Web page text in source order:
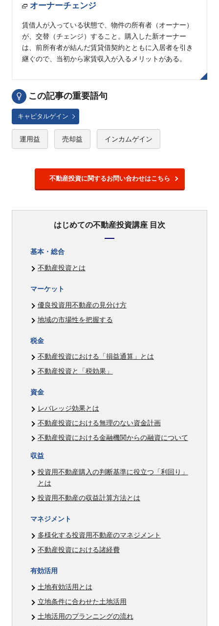
オーナーチェンジ
賃借人が入っている状態で、物件の所有者（オーナー）
が、交替（チェンジ）すること。購入した新オーナー
は、前所有者が結んだ賃貸借契約とともに入居者を引き
継ぐので、当初から家賃収入が入るメリットがある。
この記事の重要語句
キャピタルゲイン
運用益 売却益 インカムゲイン
不動産投資に関するお問い合わせはこちら
はじめての不動産投資講座 目次
基本・総合
不動産投資とは
マーケット
優良投資用不動産の見分け方
地域の市場性を把握する
税金
不動産投資における「損益通算」とは
不動産投資と「税効果」
資金
レバレッジ効果とは
不動産投資における無理のない資金計画
不動産投資における金融機関からの融資について
収益
投資用不動産購入の判断基準に役立つ「利回り」
とは
投資用不動産の収益計算方法とは
マネジメント
多様化する投資用不動産のマネジメント
不動産投資における諸経費
有効活用
土地有効活用とは
立地条件に合わせた土地活用
土地活用のプランニングの流れ